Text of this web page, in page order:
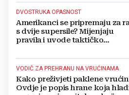
DVOSTRUKA OPASNOST
Amerikanci se pripremaju za
s dvije supersile? Mijenjaju
pravila i uvode taktičko
VODIČ ZA PREHRANU NA VRUĆINAMA
Kako preživjeti paklene
Ovdje je popis hrane koja